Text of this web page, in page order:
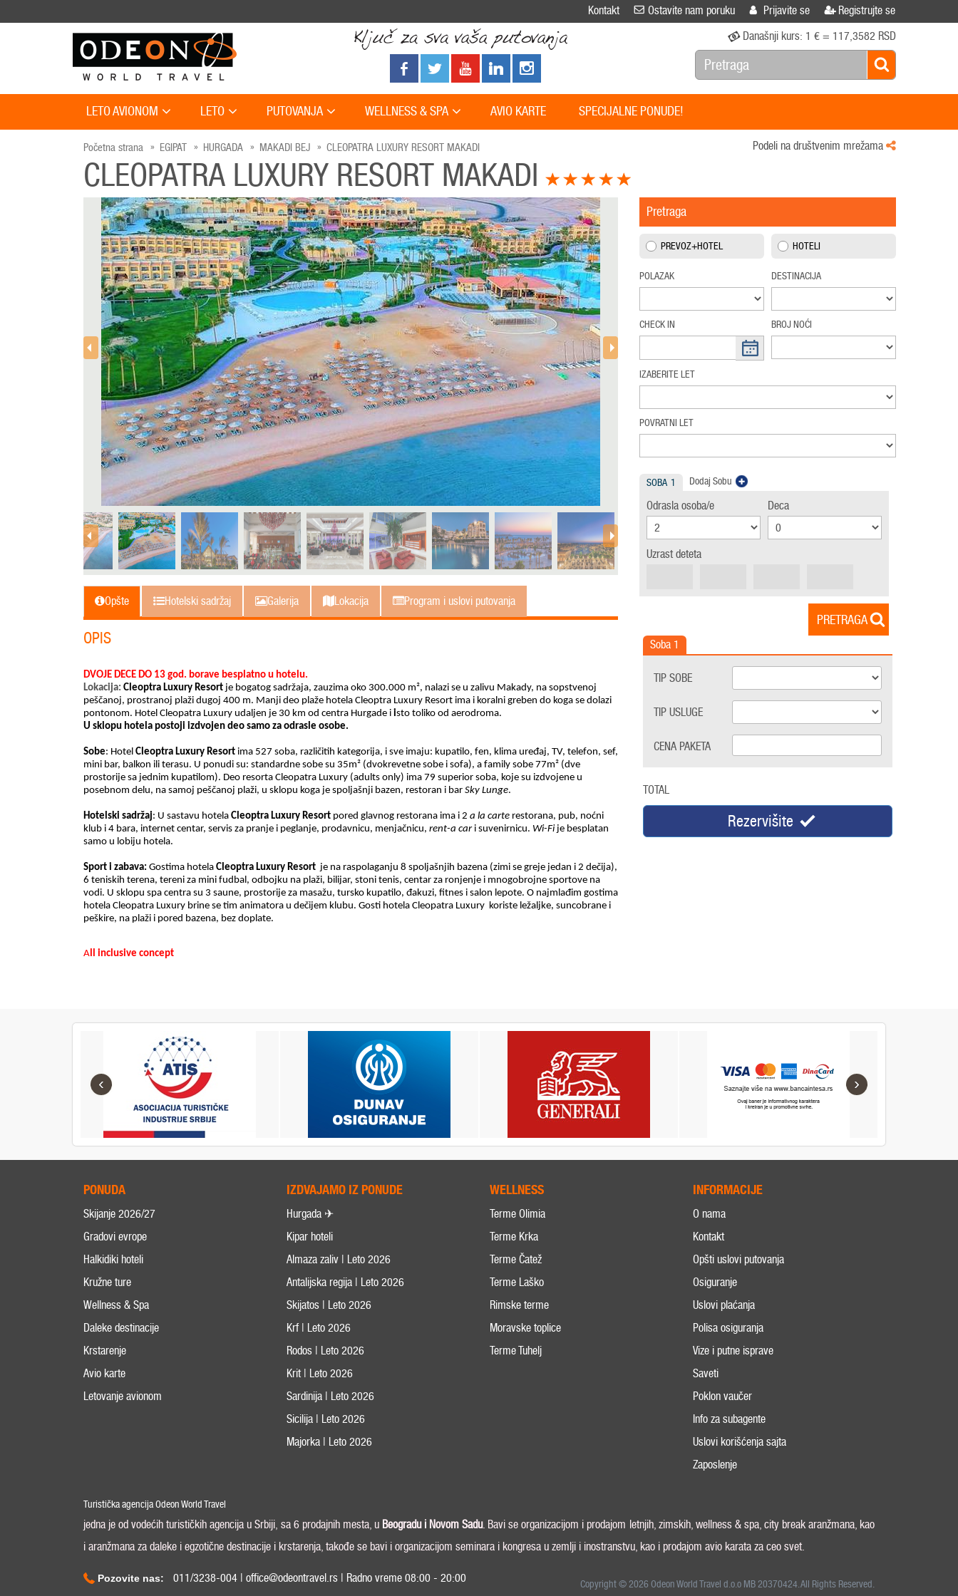
Kontakt Ostavite nam poruku Prijavite se Registrujte se
LETO AVIONOM LETO PUTOVANJA WELLNESS & SPA AVIO KARTE SPECIJALNE PONUDE!
Današnji kurs: 1 € = 117,3582 RSD
Početna strana EGIPAT HURGADA MAKADI BEJ CLEOPATRA LUXURY RESORT MAKADI Podeli na društvenim mrežama
CLEOPATRA LUXURY RESORT MAKADI
Opšte Hotelski sadržaj Galerija Lokacija Program i uslovi putovanja
OPIS
DVOJE DECE DO 13 god. borave besplatno u hotelu.
Lokacija: Cleoptra Luxury Resort je bogatog sadržaja, zauzima oko 300.000 m², nalazi se u zalivu Makady, na sopstvenoj
peščanoj, prostranoj plaži dugoj 400 m. Manji deo plaže hotela Cleoptra Luxury Resort ima i koralni greben do koga se dolazi
pontonom. Hotel Cleopatra Luxury udaljen je 30 km od centra Hurgade i isto toliko od aerodroma.
U sklopu hotela postoji izdvojen deo samo za odrasle osobe.
Sobe: Hotel Cleoptra Luxury Resort ima 527 soba, različitih kategorija, i sve imaju: kupatilo, fen, klima uređaj, TV, telefon, sef,
mini bar, balkon ili terasu. U ponudi su: standardne sobe su 35m² (dvokrevetne sobe i sofa), a family sobe 77m² (dve
prostorije sa jednim kupatilom). Deo resorta Cleopatra Luxury (adults only) ima 79 superior soba, koje su izdvojene u
posebnom delu, na samoj peščanoj plaži, u sklopu koga je spoljašnji bazen, restoran i bar Sky Lunge.
Hotelski sadržaj: U sastavu hotela Cleoptra Luxury Resort pored glavnog restorana ima i 2 a la carte restorana, pub, noćni
klub i 4 bara, internet centar, servis za pranje i peglanje, prodavnicu, menjačnicu, rent-a cari suvenirnicu. Wi-Fi je besplatan
samo u lobiju hotela.
Sport i zabava: Gostima hotela Cleoptra Luxury Resort je na raspolaganju 8 spoljašnjih bazena (zimi se greje jedan i 2 dečija),
6 teniskih terena, tereni za mini fudbal, odbojku na plaži, bilijar, stoni tenis, centar za ronjenje i mnogobrojne sportove na
vodi. U sklopu spa centra su 3 saune, prostorije za masažu, tursko kupatilo, đakuzi, fitnes i salon lepote. O najmlađim gostima
hotela Cleopatra Luxury brine se tim animatora u dečijem klubu. Gosti hotela Cleopatra Luxury koriste ležaljke, suncobrane i
peškire, na plaži i pored bazena, bez doplate.
All inclusive concept
Pretraga
PREVOZ+HOTEL HOTELI
POLAZAK DESTINACIJA
CHECK IN BROJ NOĆI
IZABERITE LET
POVRATNI LET
SOBA 1 Dodaj Sobu
Odrasla osoba/e Deca
Uzrast deteta
PRETRAGA
Soba 1
TIP SOBE
TIP USLUGE
CENA PAKETA
TOTAL
Rezervišite
‹ ›
PONUDA
Skijanje 2026/27
Gradovi evrope
Halkidiki hoteli
Kružne ture
Wellness & Spa
Daleke destinacije
Krstarenje
Avio karte
Letovanje avionom
IZDVAJAMO IZ PONUDE
Hurgada ✈
Kipar hoteli
Almaza zaliv | Leto 2026
Antalijska regija | Leto 2026
Skijatos | Leto 2026
Krf | Leto 2026
Rodos | Leto 2026
Krit | Leto 2026
Sardinija | Leto 2026
Sicilija | Leto 2026
Majorka | Leto 2026
WELLNESS
Terme Olimia
Terme Krka
Terme Čatež
Terme Laško
Rimske terme
Moravske toplice
Terme Tuhelj
INFORMACIJE
O nama
Kontakt
Opšti uslovi putovanja
Osiguranje
Uslovi plaćanja
Polisa osiguranja
Vize i putne isprave
Saveti
Poklon vaučer
Info za subagente
Uslovi korišćenja sajta
Zaposlenje
Turistička agencija Odeon World Travel
jedna je od vodećih turističkih agencija u Srbiji, sa 6 prodajnih mesta, u Beogradu i Novom Sadu. Bavi se organizacijom i prodajom letnjih, zimskih, wellness & spa, city break aranžmana, kao
i aranžmana za daleke i egzotične destinacije i krstarenja, takođe se bavi i organizacijom seminara i kongresa u zemlji i inostranstvu, kao i prodajom avio karata za ceo svet.
Pozovite nas: 011/3238-004 | office@odeontravel.rs | Radno vreme 08:00 - 20:00 Copyright © 2026 Odeon World Travel d.o.o MB 20370424. All Rights Reserved.